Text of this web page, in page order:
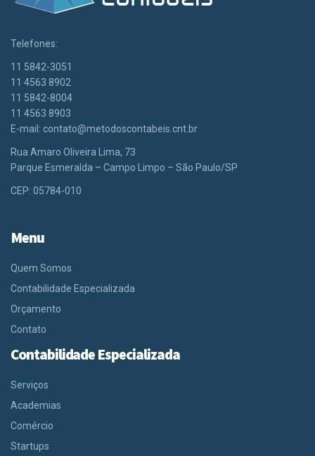
Telefones:
11 5842-3051
11 4563 8902
11 5842-8004
11 4563 8903
E-mail: contato@metodoscontabeis.cnt.br
Rua Amaro Oliveira Lima, 73
Parque Esmeralda – Campo Limpo – São Paulo/SP
CEP: 05784-010
Menu
Quem Somos
Contabilidade Especializada
Orçamento
Contato
Contabilidade Especializada
Serviços
Academias
Comércio
Startups